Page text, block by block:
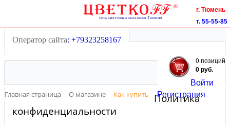
Тюмень
55-55-85
Оператор сайта: +79323258167
г. Тюмень
т. 55-55-85
0 позиций
0 руб.
Войти
Регистрация
Главная страница О магазине Как купить
Политика
конфиденциальности